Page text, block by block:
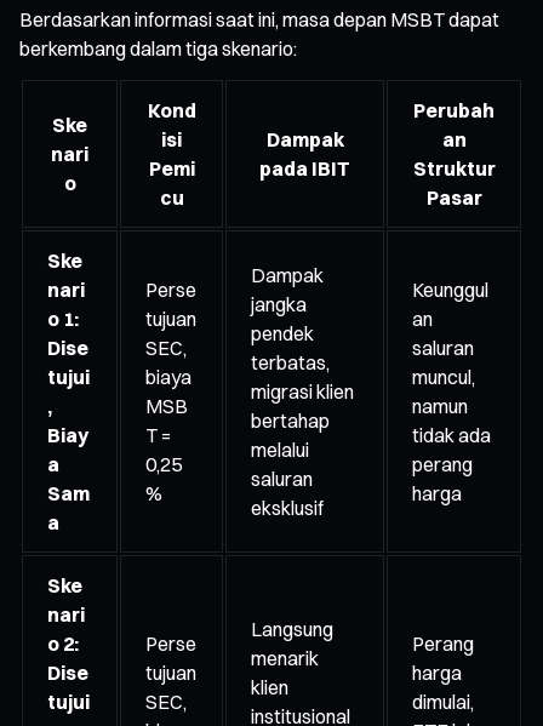
Berdasarkan informasi saat ini, masa depan MSBT dapat
berkembang dalam tiga skenario:
Ske
nari
o
Kond
isi
Pemi
cu
Dampak
pada IBIT
Perubah
an
Struktur
Pasar
Ske
nari
o 1:
Dise
tujui
,
Biay
a
Sam
a
Perse
tujuan
SEC,
biaya
MSB
T =
0,25
%
Dampak
jangka
pendek
terbatas,
migrasi klien
bertahap
melalui
saluran
eksklusif
Keunggul
an
saluran
muncul,
namun
tidak ada
perang
harga
Ske
nari
o 2:
Dise
tujui
Perse
tujuan
SEC,
Langsung
menarik
klien
institusional
Perang
harga
dimulai,